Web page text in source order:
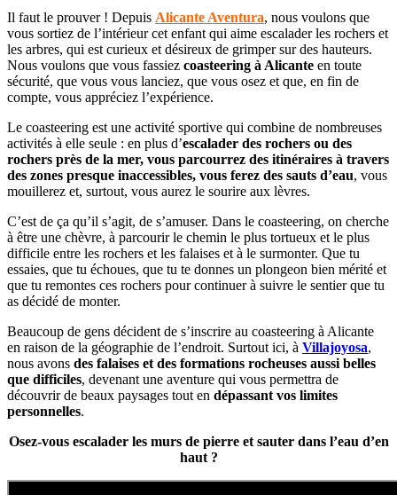
Il faut le prouver ! Depuis Alicante Aventura, nous voulons que
vous sortiez de l’intérieur cet enfant qui aime escalader les rochers et
les arbres, qui est curieux et désireux de grimper sur des hauteurs.
Nous voulons que vous fassiez coasteering à Alicante en toute
sécurité, que vous vous lanciez, que vous osez et que, en fin de
compte, vous appréciez l’expérience.
Le coasteering est une activité sportive qui combine de nombreuses
activités à elle seule : en plus d’escalader des rochers ou des
rochers près de la mer, vous parcourrez des itinéraires à travers
des zones presque inaccessibles, vous ferez des sauts d’eau, vous
mouillerez et, surtout, vous aurez le sourire aux lèvres.
C’est de ça qu’il s’agit, de s’amuser. Dans le coasteering, on cherche
à être une chèvre, à parcourir le chemin le plus tortueux et le plus
difficile entre les rochers et les falaises et à le surmonter. Que tu
essaies, que tu échoues, que tu te donnes un plongeon bien mérité et
que tu remontes ces rochers pour continuer à suivre le sentier que tu
as décidé de monter.
Beaucoup de gens décident de s’inscrire au coasteering à Alicante
en raison de la géographie de l’endroit. Surtout ici, à Villajoyosa,
nous avons des falaises et des formations rocheuses aussi belles
que difficiles, devenant une aventure qui vous permettra de
découvrir de beaux paysages tout en dépassant vos limites
personnelles.
Osez-vous escalader les murs de pierre et sauter dans l’eau d’en
haut ?